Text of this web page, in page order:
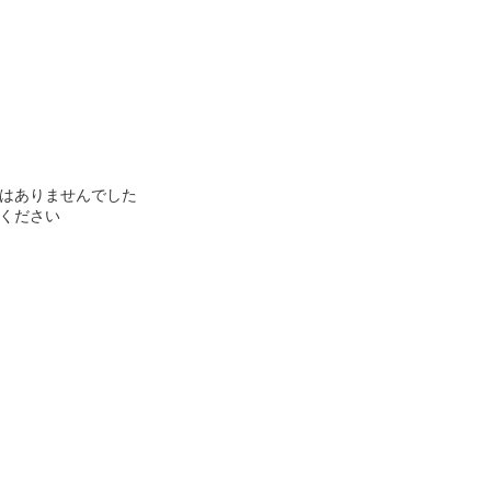
ありませんでした
ださい